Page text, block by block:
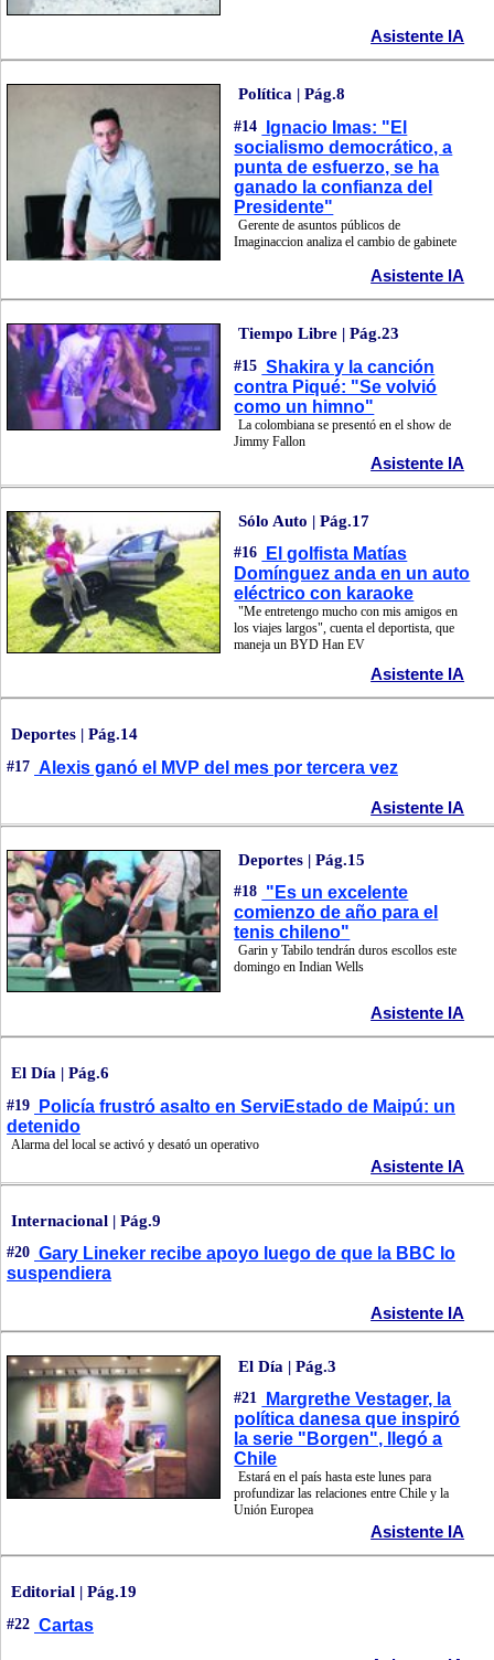
Asistente IA
Política | Pág.8
#14
Ignacio Imas: "El
socialismo democrático, a
punta de esfuerzo, se ha
ganado la confianza del
Presidente"
Gerente de asuntos públicos de
Imaginaccion analiza el cambio de gabinete
Asistente IA
Tiempo Libre | Pág.23
#15 Shakira y la canción
contra Piqué: "Se volvió
como un himno"
La colombiana se presentó en el show de
Jimmy Fallon
Asistente IA
Sólo Auto | Pág.17
#16
El golfista Matías
Domínguez anda en un auto
eléctrico con karaoke
"Me entretengo mucho con mis amigos en
los viajes largos", cuenta el deportista, que
maneja un BYD Han EV
Asistente IA
Deportes | Pág.14
#17 Alexis ganó el MVP del mes por tercera vez
Asistente IA
Deportes | Pág.15
#18 "Es un excelente
comienzo de año para el
tenis chileno"
Garin y Tabilo tendrán duros escollos este
domingo en Indian Wells
Asistente IA
El Día | Pág.6
#19
Policía frustró asalto en ServiEstado de Maipú: un
detenido
Alarma del local se activó y desató un operativo
Asistente IA
Internacional | Pág.9
#20 Gary Lineker recibe apoyo luego de que la BBC lo
suspendiera
Asistente IA
El Día | Pág.3
#21
Margrethe Vestager, la
política danesa que inspiró
la serie "Borgen", llegó a
Chile
Estará en el país hasta este lunes para
profundizar las relaciones entre Chile y la
Unión Europea
Asistente IA
Editorial | Pág.19
#22 Cartas